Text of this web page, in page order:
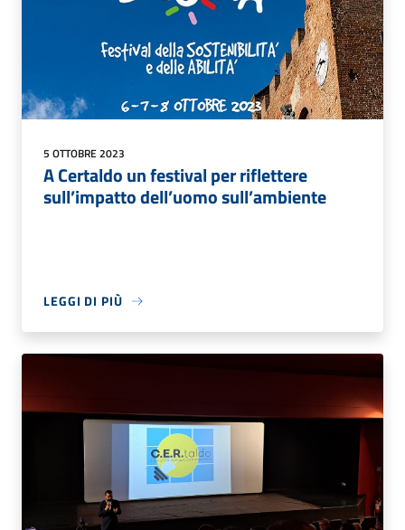
5 OTTOBRE 2023
A Certaldo un festival per riflettere
sull’impatto dell’uomo sull’ambiente
LEGGI DI PIÙ